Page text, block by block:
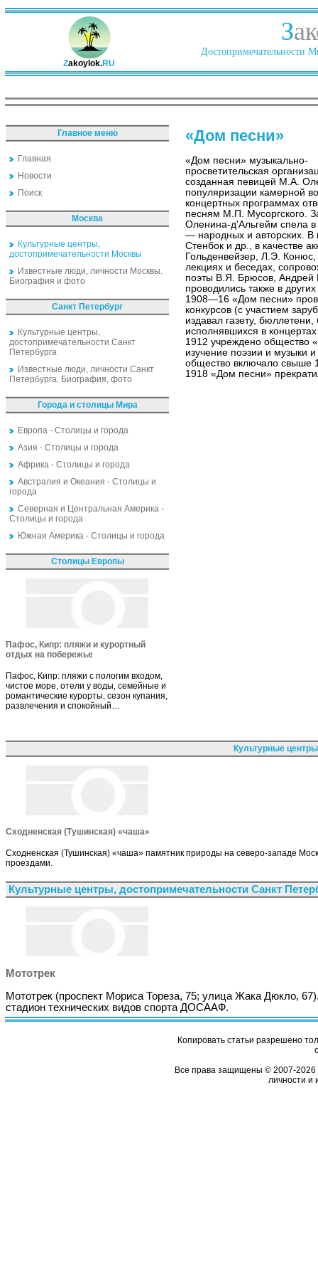
Zakoylok.RU
З
Достопримечательности
Главное меню
Главная
Новости
Поиск
Москва
Культурные центры,
достопримечательности Москвы
Известные люди, личности Москвы.
Биография и фото
Санкт Петербург
Культурные центры,
достопримечательности Санкт
Петербурга
Известные люди, личности Санкт
Петербурга. Биография, фото
Города и столицы Мира
Европа - Столицы и города
Азия - Столицы и города
Африка - Столицы и города
Австралия и Океания - Столицы и
города
Северная и Центральная Америка -
Столицы и города
Южная Америка - Столицы и города
Столицы Европы
Пафос, Кипр: пляжи и курортный
отдых на побережье
Пафос, Кипр: пляжи с пологим входом,
чистое море, отели у воды, семейные и
романтические курорты, сезон купания,
развлечения и спокойный…
«Дом песни»
«Дом песни» музыкально-
просветительская
созданная певицей М.А.
популяризации камерной
концертных программах
песням М.П. Мусоргского.
Оленина-д'Альгейм спела
— народных и авторских. В
Стенбок и др., в качестве
Гольденвейзер, Л.Э.
лекциях и беседах,
поэты В.Я. Брюсов,
проводились также в
1908—16 «Дом песни»
конкурсов (с участием
издавал газету,
исполнявшихся в
1912 учреждено общество
изучение поэзии и музыки
общество включало свыше
1918 «Дом песни»
Культурные
Сходненская (Тушинская) «чаша»
Сходненская (Тушинская) «чаша» памятник природы на северо-западе
проездами.
Культурные центры, достопримечательности Санкт
Мототрек
Мототрек (проспект Мориса Тореза, 75; улица Жака Дюкло,
стадион технических видов спорта ДОСААФ.
Копировать статьи разрешено
Все права защищены © 2007-2026
личности и